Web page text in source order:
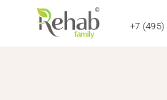
+7 (495)